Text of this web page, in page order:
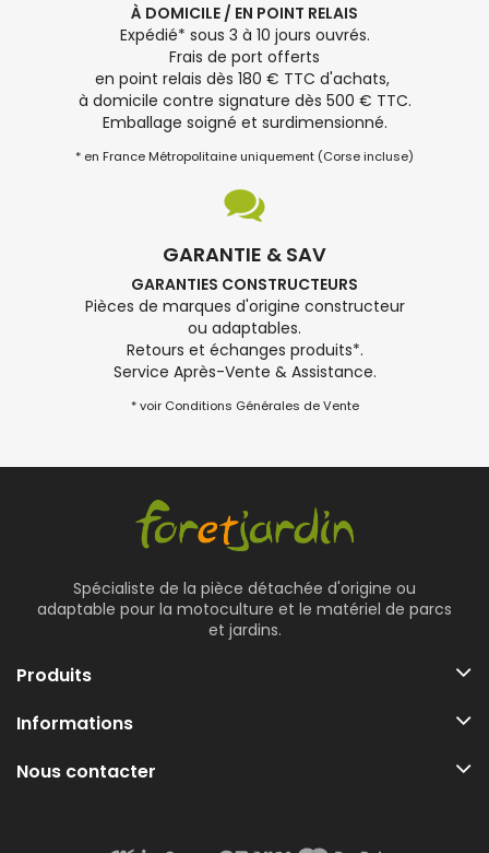
À DOMICILE / EN POINT RELAIS
Expédié* sous 3 à 10 jours ouvrés.
Frais de port offerts
en point relais dès 180 € TTC d'achats,
à domicile contre signature dès 500 € TTC.
Emballage soigné et surdimensionné.
* en France Métropolitaine uniquement (Corse incluse)
GARANTIE & SAV
GARANTIES CONSTRUCTEURS
Pièces de marques d'origine constructeur
ou adaptables.
Retours et échanges produits*.
Service Après-Vente & Assistance.
* voir Conditions Générales de Vente
Spécialiste de la pièce détachée d'origine ou
adaptable pour la motoculture et le matériel de parcs
et jardins.
Produits
Informations
Nous contacter